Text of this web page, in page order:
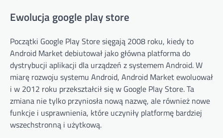
Ewolucja google play store
Początki Google Play Store sięgają 2008 roku, kiedy to
Android Market debiutował jako główna platforma do
dystrybucji aplikacji dla urządzeń z systemem Android. W
miarę rozwoju systemu Android, Android Market ewoluował
i w 2012 roku przekształcił się w Google Play Store. Ta
zmiana nie tylko przyniosła nową nazwę, ale również nowe
funkcje i usprawnienia, które uczyniły platformę bardziej
wszechstronną i użytkową.